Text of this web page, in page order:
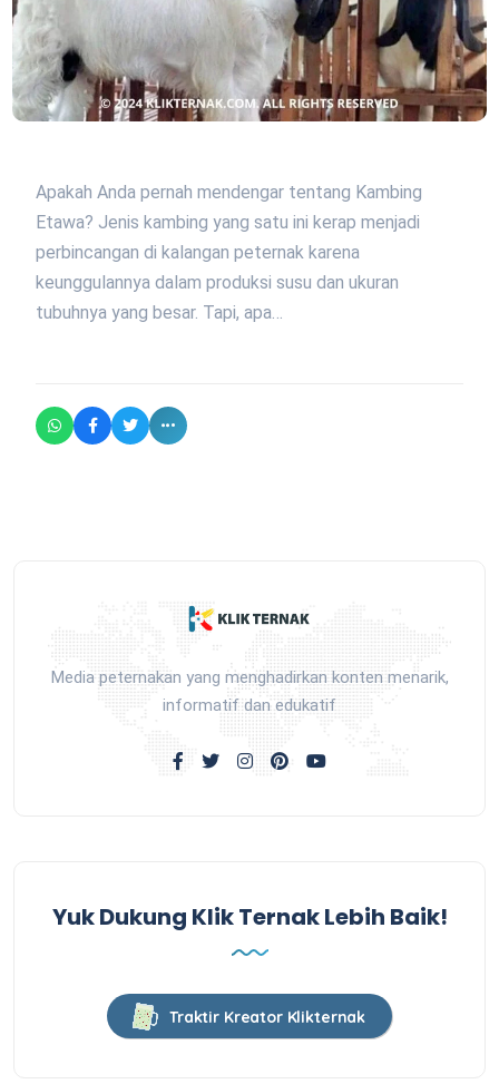
Apakah Anda pernah mendengar tentang Kambing
Etawa? Jenis kambing yang satu ini kerap menjadi
perbincangan di kalangan peternak karena
keunggulannya dalam produksi susu dan ukuran
tubuhnya yang besar. Tapi, apa…
Media peternakan yang menghadirkan konten menarik,
informatif dan edukatif
Yuk Dukung Klik Ternak Lebih Baik!
Traktir Kreator Klikternak